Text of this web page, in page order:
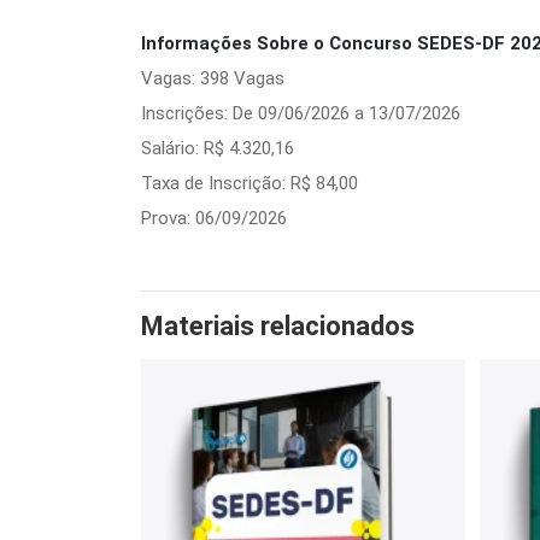
Informações Sobre o Concurso SEDES-DF
Vagas: 398 Vagas
Inscrições: De 09/06/2026 a 13/07/2026
Salário: R$ 4.320,16
Taxa de Inscrição: R$ 84,00
Prova: 06/09/2026
Materiais relacionados